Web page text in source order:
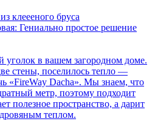
клеееного бруса
Гениально простое решение
уголок в вашем загородном доме.
стены, поселилось тепло —
«FireWay Dacha». Мы знаем, что
метр, поэтому подходит
полезное пространство, а дарит
теплом.